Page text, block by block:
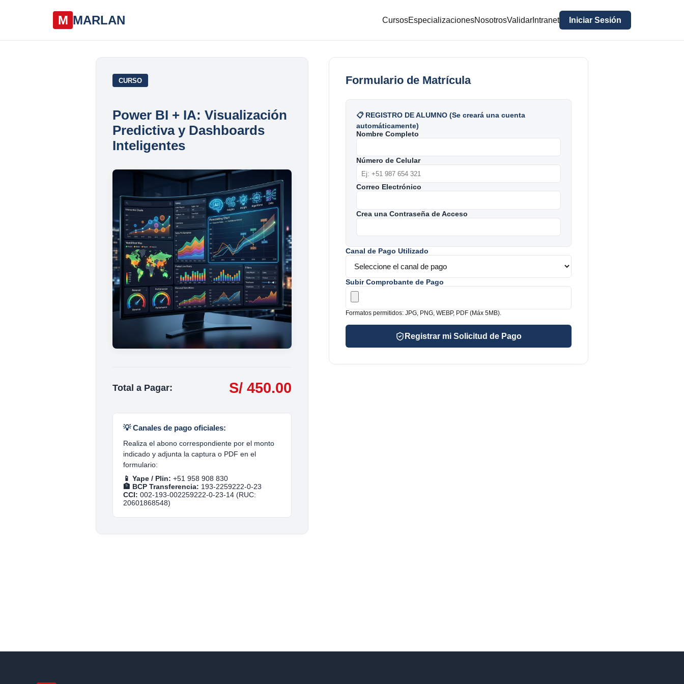
M MARLAN CursosEspecializacionesNosotrosValidarIntranet Iniciar Sesión
CURSO
Power BI + IA: Visualización
Predictiva y Dashboards
Inteligentes
Total a Pagar: S/ 450.00
💡 Canales de pago oficiales:
Realiza el abono correspondiente por el monto
indicado y adjunta la captura o PDF en el
formulario:
📱 Yape / Plin: +51 958 908 830
🏦 BCP Transferencia: 193-2259222-0-23
CCI: 002-193-002259222-0-23-14 (RUC:
20601868548)
Formulario de Matrícula
📋 REGISTRO DE ALUMNO (Se creará una cuenta
automáticamente)
Nombre Completo
Número de Celular
Correo Electrónico
Crea una Contraseña de Acceso
Canal de Pago Utilizado
Subir Comprobante de Pago
Formatos permitidos: JPG, PNG, WEBP, PDF (Máx 5MB).
Registrar mi Solicitud de Pago